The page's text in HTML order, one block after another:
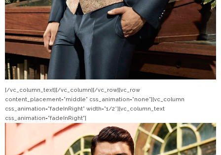
[/vc_column_text][/vc_column][/vc_row][vc_row
content_placement=”middle” css_animation=”none”][vc_column
css_animation=”fadeInRight” width=”1/2″][vc_column_text
css_animation=”fadeInRight”]